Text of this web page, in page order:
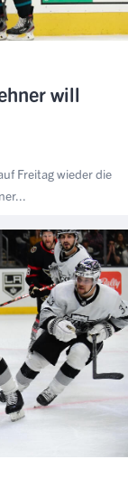
will
Freitag wieder die